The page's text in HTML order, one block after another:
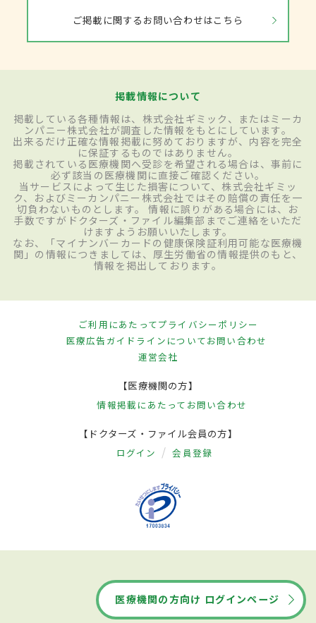
ご掲載に関するお問い合わせはこちら
掲載情報について
掲載している各種情報は、株式会社ギミック、またはミーカ
ンパニー株式会社が調査した情報をもとにしています。
出来るだけ正確な情報掲載に努めておりますが、内容を完全
に保証するものではありません。
掲載されている医療機関へ受診を希望される場合は、事前に
必ず該当の医療機関に直接ご確認ください。
当サービスによって生じた損害について、株式会社ギミッ
ク、およびミーカンパニー株式会社ではその賠償の責任を一
切負わないものとします。 情報に誤りがある場合には、お
手数ですがドクターズ・ファイル編集部までご連絡をいただ
けますようお願いいたします。
なお、「マイナンバーカードの健康保険証利用可能な医療機
関」の情報につきましては、厚生労働省の情報提供のもと、
情報を掲出しております。
ご利用にあたってプライバシーポリシー
医療広告ガイドラインについてお問い合わせ
運営会社
【医療機関の方】
情報掲載にあたって お問い合わせ
【ドクターズ・ファイル会員の方】
ログイン 会員登録
医療機関の方向け ログインページ